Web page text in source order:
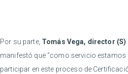
Por su parte, Tomás Vega, director (S)
manifestó que “como servicio
participar en este proceso de